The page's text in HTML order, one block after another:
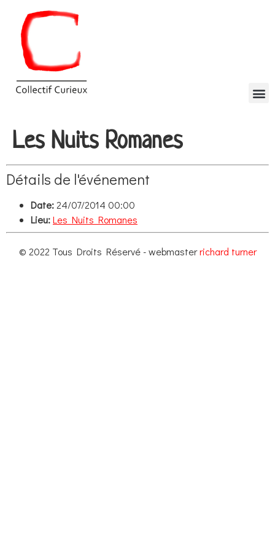
Les Nuits Romanes
Détails de l'événement
Date:24/07/2014 00:00
Lieu:Les Nuits Romanes
© 2022 Tous Droits Réservé - webmasterrichard turner